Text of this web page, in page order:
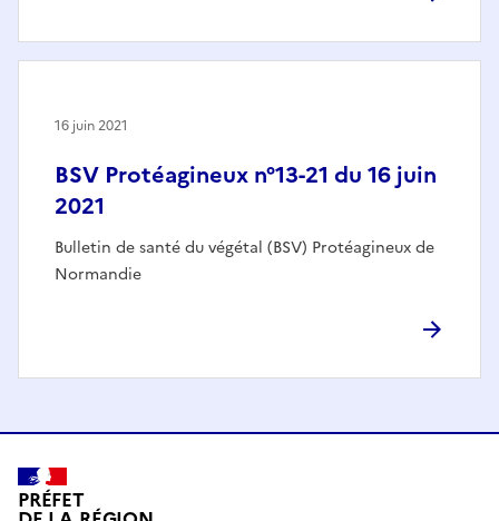
BSV Protéagineux n°13-21 du 16 juin
2021
Bulletin de santé du végétal (BSV) Protéagineux de
Normandie
16 juin 2021
PRÉFET